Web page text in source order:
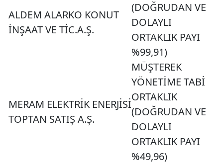
ALDEM ALARKO KONUT
İNŞAAT VE TİC.A.Ş.
(DOĞRUDAN VE
DOLAYLI
ORTAKLIK PAYI
%99,91)
MERAM ELEKTRİK ENERJİSİ
TOPTAN SATIŞ A.Ş.
MÜŞTEREK
YÖNETİME TABİ
ORTAKLIK
(DOĞRUDAN VE
DOLAYLI
ORTAKLIK PAYI
%49,96)